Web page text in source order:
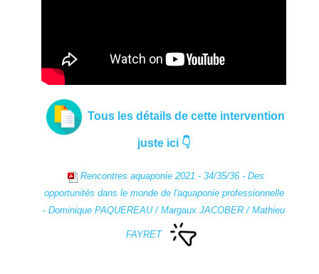
Tous les détails de cette intervention
juste ici 👇
Rencontres aquaponie 2021 - 34/35/36 - Des
opportunités dans le monde de l'aquaponie professionnelle
- Dominique PAQUEREAU / Margaux JACOBER / Mathieu
FAYRET